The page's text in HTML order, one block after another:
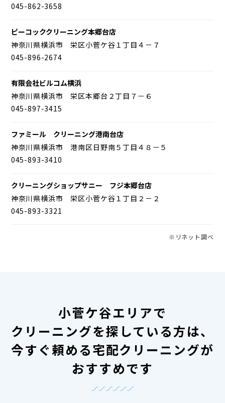
045-862-3658
ピーコッククリーニング本郷台店
神奈川県横浜市 栄区小菅ケ谷１丁目４－７
045-896-2674
有限会社ビルコム横浜
神奈川県横浜市 栄区本郷台２丁目７－６
045-897-3415
ファミール クリーニング港南台店
神奈川県横浜市 港南区日野南５丁目４８－５
045-893-3410
クリーニングショップサニー フジ本郷台店
神奈川県横浜市 栄区小菅ケ谷１丁目２－２
045-893-3321
※リネット調べ
小菅ケ谷エリアで
クリーニングを探している方は、
今すぐ頼める宅配クリーニングが
おすすめです